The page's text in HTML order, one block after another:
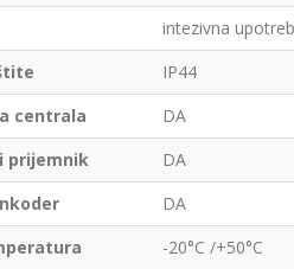
intezivna
IP44
centrala
DA
prijemnik
DA
DA
-20°C /+50°C